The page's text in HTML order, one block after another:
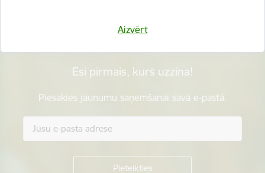
Aizvērt
Esi pirmais, kurš uzzina!
Piesakies jaunumu saņemšanai savā e-pastā.